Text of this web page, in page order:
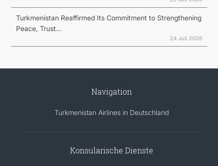
Turkmenistan Reaffirmed Its Commitment to Strengthening
Peace, Trust...
24 Juli 2026
Navigation
Turkmenistan Airlines in Deutschland
Konsularische Dienste